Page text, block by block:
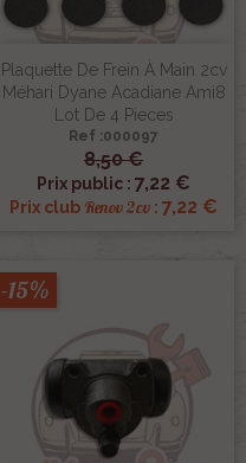
Plaquette De Frein À Main 2cv
Méhari Dyane Acadiane Ami8
Lot De 4 Pieces
Ref :000097
8,50 €
Prix public : 7,22 €
Prix club Renov 2cv : 7,22 €
-15%